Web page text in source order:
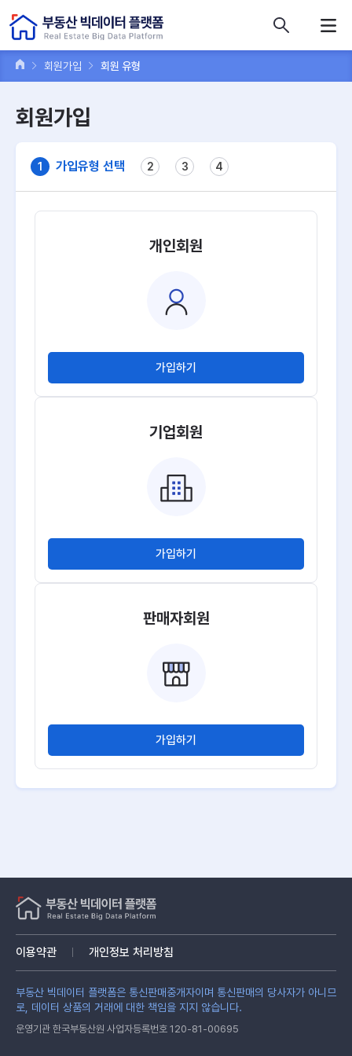
회원가입 회원 유형
회원가입
1 가입유형 선택 2 3 4
개인회원
가입하기
기업회원
가입하기
판매자회원
가입하기
이용약관 개인정보 처리방침
부동산 빅데이터 플랫폼은 통신판매중개자이며 통신판매의 당사자가 아니므
로, 데이터 상품의 거래에 대한 책임을 지지 않습니다.
운영기관 한국부동산원 사업자등록번호 120-81-00695